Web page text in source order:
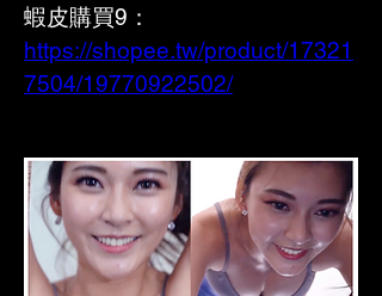
https://shopee.tw/product/17321
7504/19770922502/